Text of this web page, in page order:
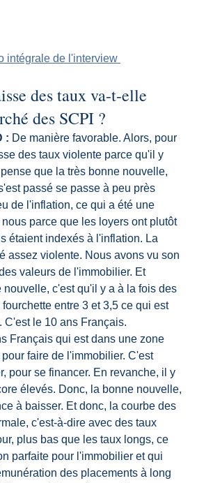
intégrale de l'interview
des taux va-t-elle
des SCPI ?
: De manière favorable. Alors, pour
des taux violente parce qu'il y
que la très bonne nouvelle,
passé se passe à peu près
de l'inflation, ce qui a été une
parce que les loyers ont plutôt
étaient indexés à l'inflation. La
assez violente. Nous avons vu son
valeurs de l'immobilier. Et
c'est qu'il y a à la fois des
entre 3 et 3,5 ce qui est
C'est le 10 ans Français.
Français qui est dans une zone
faire de l'immobilier. C'est
pour se financer. En revanche, il y
élevés. Donc, la bonne nouvelle,
à baisser. Et donc, la courbe des
c'est-à-dire avec des taux
plus bas que les taux longs, ce
parfaite pour l'immobilier et qui
des placements à long